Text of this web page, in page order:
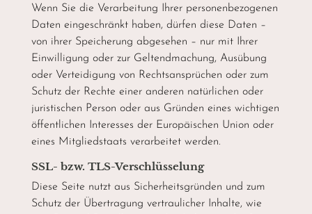
Wenn Sie die Verarbeitung Ihrer personenbezogenen
Daten eingeschränkt haben, dürfen diese Daten –
von ihrer Speicherung abgesehen – nur mit Ihrer
Einwilligung oder zur Geltendmachung, Ausübung
oder Verteidigung von Rechtsansprüchen oder zum
Schutz der Rechte einer anderen natürlichen oder
juristischen Person oder aus Gründen eines wichtigen
öffentlichen Interesses der Europäischen Union oder
eines Mitgliedstaats verarbeitet werden.
SSL- bzw. TLS-Verschlüsselung
Diese Seite nutzt aus Sicherheitsgründen und zum
Schutz der Übertragung vertraulicher Inhalte, wie